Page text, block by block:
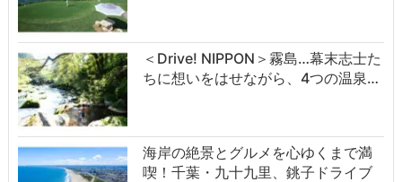
＜Drive! NIPPON＞霧島…幕末志士た
ちに想いをはせながら、4つの温泉…
海岸の絶景とグルメを心ゆくまで満
喫！千葉・九十九里、銚子ドライブ